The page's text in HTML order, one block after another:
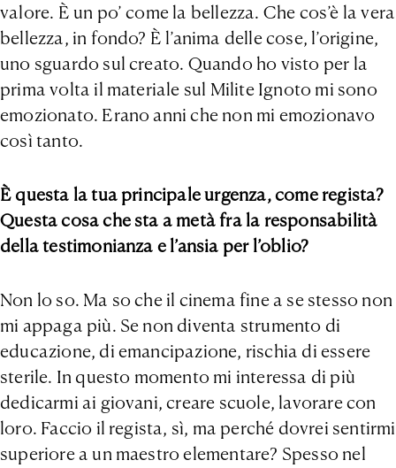
valore. È un po’ come la bellezza. Che cos’è la vera
bellezza, in fondo? È l’anima delle cose, l’origine,
uno sguardo sul creato. Quando ho visto per la
prima volta il materiale sul Milite Ignoto mi sono
emozionato. Erano anni che non mi emozionavo
così tanto.
È questa la tua principale urgenza, come regista?
Questa cosa che sta a metà fra la responsabilità
della testimonianza e l’ansia per l’oblio?
Non lo so. Ma so che il cinema fine a se stesso non
mi appaga più. Se non diventa strumento di
educazione, di emancipazione, rischia di essere
sterile. In questo momento mi interessa di più
dedicarmi ai giovani, creare scuole, lavorare con
loro. Faccio il regista, sì, ma perché dovrei sentirmi
superiore a un maestro elementare? Spesso nel